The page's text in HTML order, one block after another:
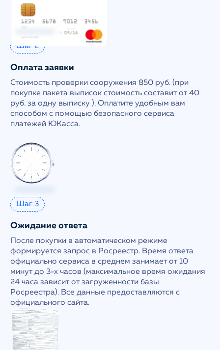
Шаг 2
Оплата заявки
Стоимость проверки сооружения 850 руб. (при
покупке пакета выписок стоимость составит от 40
руб. за одну выписку ). Оплатите удобным вам
способом с помощью безопасного сервиса
платежей ЮКасса.
Шаг 3
Ожидание ответа
После покупки в автоматическом режиме
формируется запрос в Росреестр. Время ответа
официально сервиса в среднем занимает от 10
минут до 3-х часов (максимальное время ожидания
24 часа зависит от загруженности базы
Росреестра). Все данные предоставляются с
официального сайта.